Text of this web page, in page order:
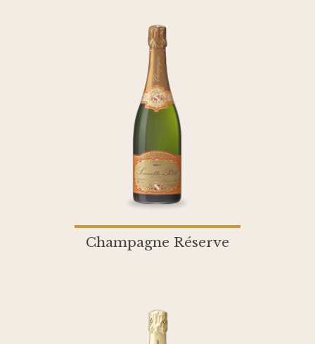
Champagne Réserve